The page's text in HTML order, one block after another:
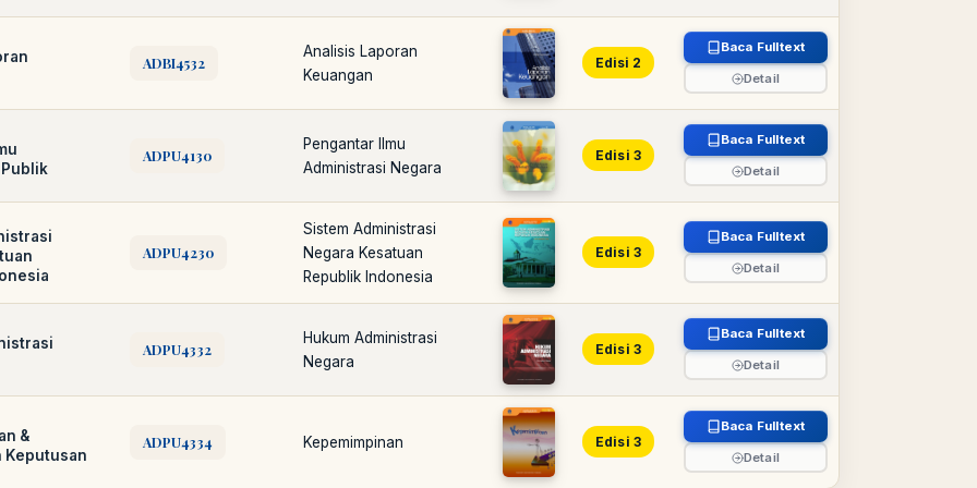
ADBI4532
Analisis Laporan
Keuangan
Edisi 2
Baca Fulltext
Detail
ADPU4130
Pengantar Ilmu
Administrasi Negara
Edisi 3
Baca Fulltext
Detail
ADPU4230
Sistem Administrasi
Negara Kesatuan
Republik Indonesia
Edisi 3
Baca Fulltext
Detail
ADPU4332
Hukum Administrasi
Negara
Edisi 3
Baca Fulltext
Detail
&
Keputusan
ADPU4334 Kepemimpinan Edisi 3
Baca Fulltext
Detail